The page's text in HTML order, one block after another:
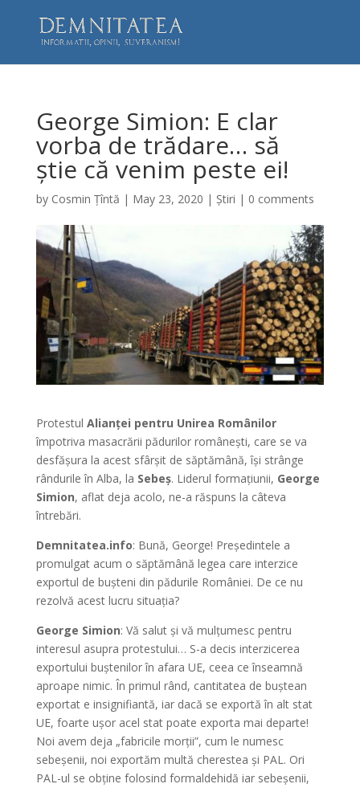
George Simion: E clar
vorba de trădare… să
știe că venim peste ei!
by Cosmin Țîntă | May 23, 2020 | Știri | 0 comments
Protestul Alianței pentru Unirea Românilor
împotriva masacrării pădurilor românești, care se va
desfășura la acest sfârșit de săptămână, își strânge
rândurile în Alba, la Sebeș. Liderul formațiunii, George
Simion, aflat deja acolo, ne-a răspuns la câteva
întrebări.
Demnitatea.info: Bună, George! Președintele a
promulgat acum o săptămână legea care interzice
exportul de bușteni din pădurile României. De ce nu
rezolvă acest lucru situația?
George Simion: Vă salut și vă mulțumesc pentru
interesul asupra protestului… S-a decis interzicerea
exportului buștenilor în afara UE, ceea ce înseamnă
aproape nimic. În primul rând, cantitatea de buștean
exportat e insignifiantă, iar dacă se exportă în alt stat
UE, foarte ușor acel stat poate exporta mai departe!
Noi avem deja „fabricile morții”, cum le numesc
sebeșenii, noi exportăm multă cherestea și PAL. Ori
PAL-ul se obține folosind formaldehidă iar sebeșenii,